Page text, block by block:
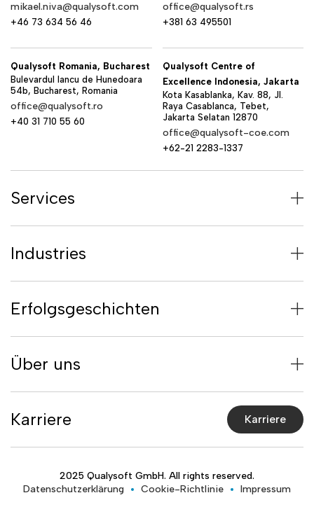
mikael.niva@qualysoft.com
+46 73 634 56 46
office@qualysoft.rs
+381 63 495501
Qualysoft Romania, Bucharest
Bulevardul Iancu de Hunedoara
54b, Bucharest, Romania
office@qualysoft.ro
+40 31 710 55 60
Qualysoft Centre of
Excellence Indonesia, Jakarta
Kota Kasablanka, Kav. 88, Jl.
Raya Casablanca, Tebet,
Jakarta Selatan 12870
office@qualysoft-coe.com
+62-21 2283-1337
Services
Industries
Erfolgsgeschichten
Über uns
Karriere Karriere
2025 Qualysoft GmbH. All rights reserved.
Datenschutzerklärung
Cookie-Richtlinie Impressum